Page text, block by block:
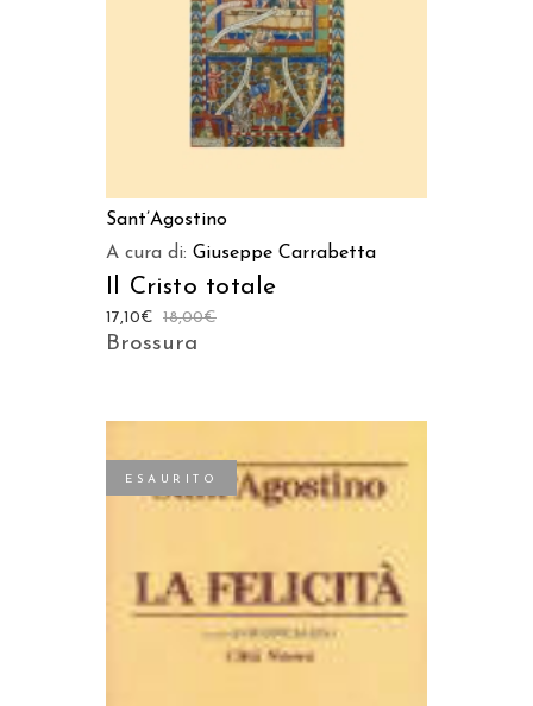
Sant’Agostino
A cura di: Giuseppe Carrabetta
Il Cristo totale
18,00€
17,10€
Brossura
ESAURITO